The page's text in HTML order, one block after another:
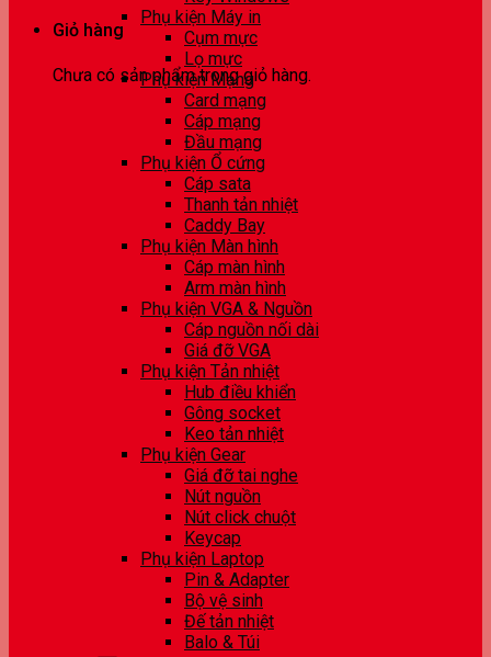
Giỏ hàng
Chưa có sản phẩm trong giỏ hàng.
Phụ kiện Máy in
Cụm mực
Lọ mực
Phụ kiện Mạng
Card mạng
Cáp mạng
Đầu mạng
Phụ kiện Ổ cứng
Cáp sata
Thanh tản nhiệt
Caddy Bay
Phụ kiện Màn hình
Cáp màn hình
Arm màn hình
Phụ kiện VGA & Nguồn
Cáp nguồn nối dài
Giá đỡ VGA
Phụ kiện Tản nhiệt
Hub điều khiển
Gông socket
Keo tản nhiệt
Phụ kiện Gear
Giá đỡ tai nghe
Nút nguồn
Nút click chuột
Keycap
Phụ kiện Laptop
Pin & Adapter
Bộ vệ sinh
Đế tản nhiệt
Balo & Túi